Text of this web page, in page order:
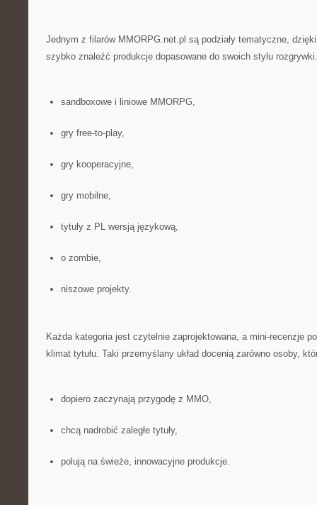
Jednym z filarów MMORPG.net.pl są podziały tematyczne,
szybko znaleźć produkcje dopasowane do swoich stylu
sandboxowe i liniowe MMORPG,
gry free-to-play,
gry kooperacyjne,
gry mobilne,
tytuły z PL wersją językową,
o zombie,
niszowe projekty.
Każda kategoria jest czytelnie zaprojektowana, a mini-recenzje
klimat tytułu. Taki przemyślany układ docenią zarówno osoby,
dopiero zaczynają przygodę z MMO,
chcą nadrobić zaległe tytuły,
polują na świeże, innowacyjne produkcje.